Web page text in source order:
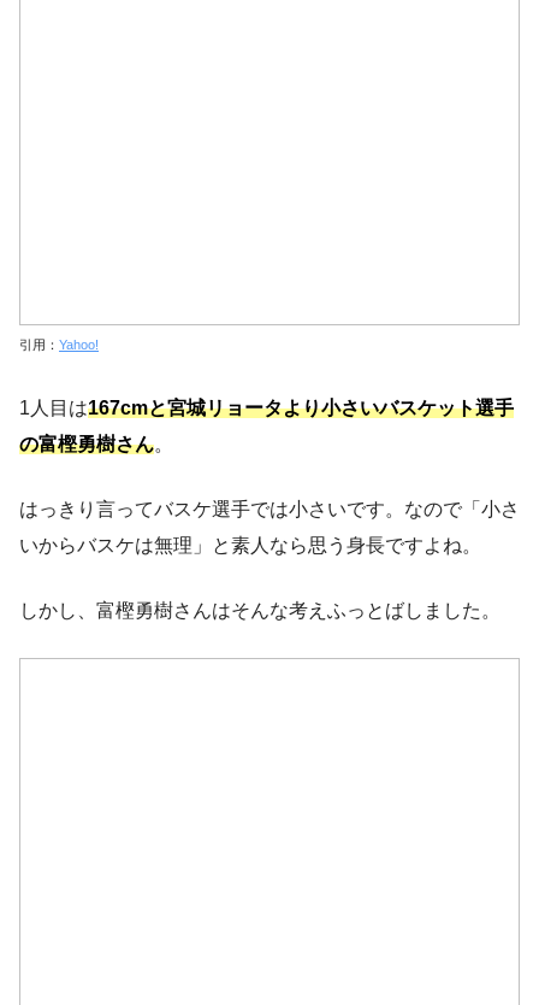
引用： Yahoo!
1人目は167cmと宮城リョータより小さいバスケット選手
の富樫勇樹さん。
はっきり言ってバスケ選手では小さいです。なので「小さ
いからバスケは無理」と素人なら思う身長ですよね。
しかし、富樫勇樹さんはそんな考えふっとばしました。